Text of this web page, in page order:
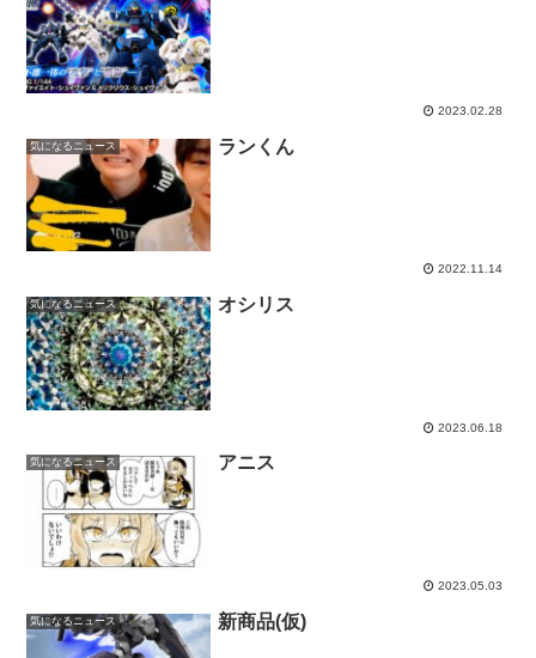
2023.02.28
気になるニュース ランくん
2022.11.14
気になるニュース オシリス
2023.06.18
気になるニュース アニス
2023.05.03
気になるニュース 新商品(仮)